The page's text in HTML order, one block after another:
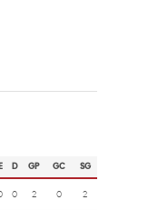
E D GP GC SG
0 2 0 2